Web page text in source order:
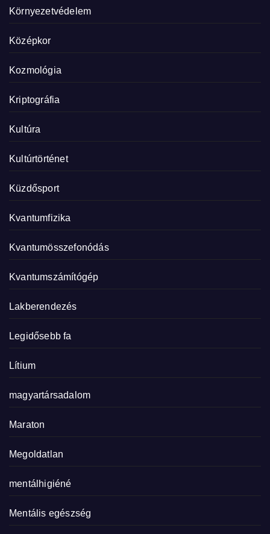
Környezetvédelem
Középkor
Kozmológia
Kriptográfia
Kultúra
Kultúrtörténet
Küzdősport
Kvantumfizika
Kvantumösszefonódás
Kvantumszámítógép
Lakberendezés
Legidősebb fa
Lítium
magyartársadalom
Maraton
Megoldatlan
mentálhigiéné
Mentális egészség